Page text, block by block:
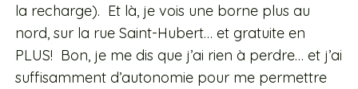
la recharge). Et là, je vois une borne plus au
nord, sur la rue Saint-Hubert… et gratuite en
PLUS! Bon, je me dis que j’ai rien à perdre… et j’ai
suffisamment d’autonomie pour me permettre